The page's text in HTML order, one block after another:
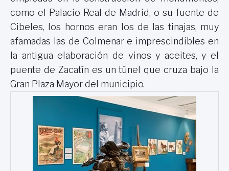
como el Palacio Real de Madrid, o su fuente de
Cibeles, los hornos eran los de las tinajas, muy
afamadas las de Colmenar e imprescindibles en
la antigua elaboración de vinos y aceites, y el
puente de Zacatín es un túnel que cruza bajo la
Gran Plaza Mayor del municipio.